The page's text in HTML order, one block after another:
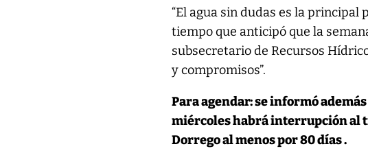
“El agua sin dudas es la principal
tiempo que anticipó que la
subsecretario de Recursos
y compromisos”.
Para agendar: se informó
miércoles habrá interrupción al
Dorrego al menos por 80 días .